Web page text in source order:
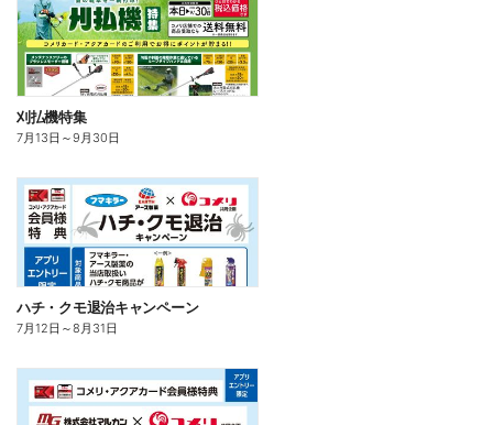
刈払機特集
7月13日 ～9月30日
ハチ・クモ退治キャンペーン
7月12日 ～8月31日